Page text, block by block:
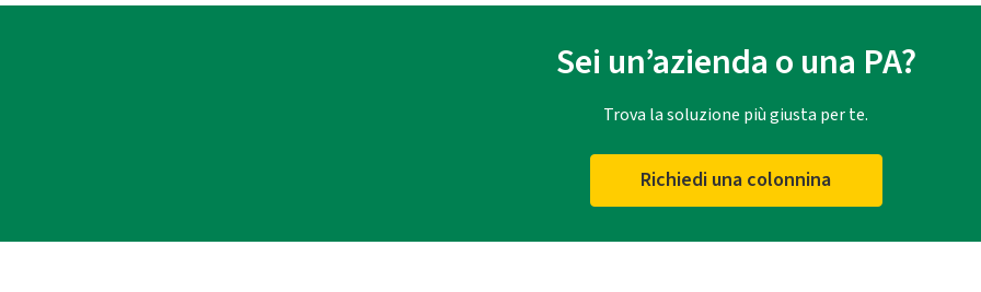
Sei un’azienda o una PA?
Trova la soluzione più giusta per te.
Richiedi una colonnina